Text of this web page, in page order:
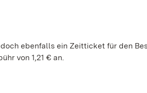
ebenfalls ein Zeitticket für den
von 1,21 € an.